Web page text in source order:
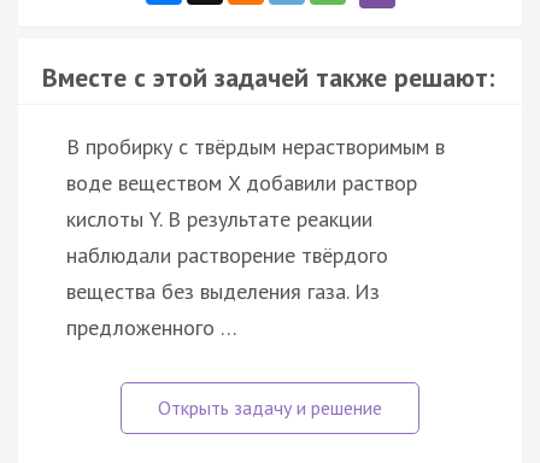
Вместе с этой задачей также решают:
В пробирку с твёрдым нерастворимым в
воде веществом X добавили раствор
кислоты Y. В результате реакции
наблюдали растворение твёрдого
вещества без выделения газа. Из
предложенного …